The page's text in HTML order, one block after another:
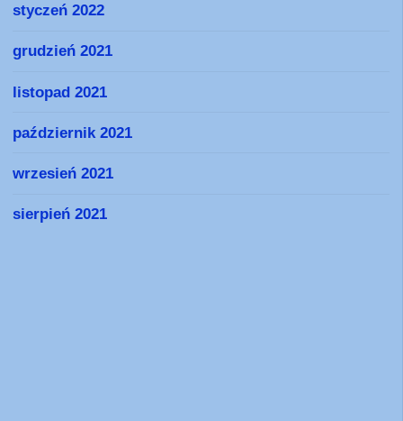
styczeń 2022
grudzień 2021
listopad 2021
październik 2021
wrzesień 2021
sierpień 2021